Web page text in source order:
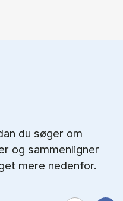
du søger om
og sammenligner
mere nedenfor.